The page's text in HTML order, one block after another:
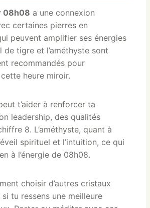
08h08 a une connexion
certaines pierres en
peuvent amplifier ses énergies
de tigre et l’améthyste sont
recommandés pour
heure miroir.
t’aider à renforcer ta
leadership, des qualités
8. L’améthyste, quant à
spirituel et l’intuition, ce qui
à l’énergie de 08h08.
choisir d’autres cristaux
tu ressens une meilleure